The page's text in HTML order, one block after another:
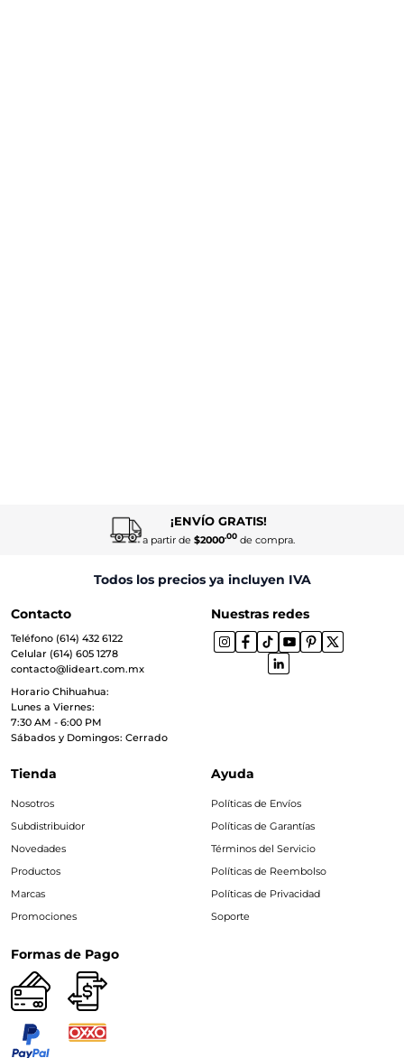
¡ENVÍO GRATIS!
a partir de $2000.00de compra.
Todos los precios ya incluyen IVA
Contacto
Teléfono (614) 432 6122
Celular (614) 605 1278
contacto@lideart.com.mx
Horario Chihuahua:
Lunes a Viernes:
7:30 AM - 6:00 PM
Sábados y Domingos: Cerrado
Nuestras redes
Tienda
Nosotros
Subdistribuidor
Novedades
Productos
Marcas
Promociones
Ayuda
Políticas de Envíos
Políticas de Garantías
Términos del Servicio
Políticas de Reembolso
Políticas de Privacidad
Soporte
Formas de Pago